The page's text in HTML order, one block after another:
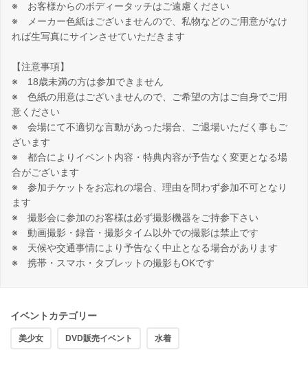
※ お客様からのボディータッチはご遠慮ください
※ メーカー色紙はございませんので、私物などのご用意がなけ
れば生写真にサインさせていただきます
【注意事項】
※ 18歳未満の方は参加できません
※ 色紙の用意はございませんので、ご希望の方はご自身でご用
意ください
※ 会場にて不適切な言動があった場合、ご退場いただく事もご
ざいます
※ 都合によりイベント内容・特典内容が予告なく変更となる場
合がございます
※ 参加チケットをお忘れの場合、理由を問わず参加不可となり
ます
※ 撮影会に参加のお客様は必ず撮影機器をご持参下さい
※ 動画撮影・録音・撮影タイム以外での撮影は禁止です
※ 天候や交通事情により予告なく中止となる場合があります
※ 携帯・スマホ・タブレットの撮影もOKです
イベントカテゴリー
美少女 DVD販売イベント 水着